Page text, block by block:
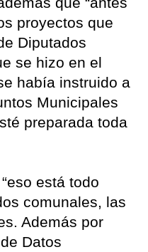
proyectos que
Diputados
se hizo en el
había instruido a
Municipales
preparada toda
está todo
comunales, las
Además por
Datos